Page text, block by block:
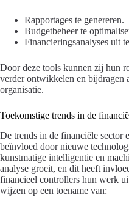
Rapportages te genereren.
Budgetbeheer te
Financieringsanalyses uit
Door deze tools kunnen zij hun
verder ontwikkelen en bijdragen
organisatie.
Toekomstige trends in de
De trends in de financiële sector
beïnvloed door nieuwe
kunstmatige intelligentie en
analyse groeit, en dit heeft
financieel controllers hun werk
wijzen op een toename van: